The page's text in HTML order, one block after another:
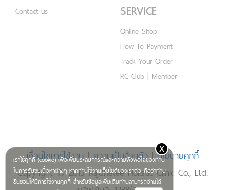
เราใช้คุกกี้ (cookie) เพื่อเพิ่มประสบการณ์และความพึงพอใจของท่าน
ในการรับชมเนื้อหาต่างๆ หากท่านใช้งานเว็บไซต์ของเราต่อ ถือว่าท่าน
ยินยอมให้มีการใช้งานคุกกี้ สำหรับข้อมูลเพิ่มเติมท่านสามารถอ่านได้
x
Contact us
SERVICE
Online Shop
How To Payment
Track Your Order
RC Club | Member
เงื่อนไขการใช้งาน|ความเป็นส่วนตัว|นโยบายคุกกี้
Copyright © 2019 Rajdhevee Holistic Clinic Co., Ltd.